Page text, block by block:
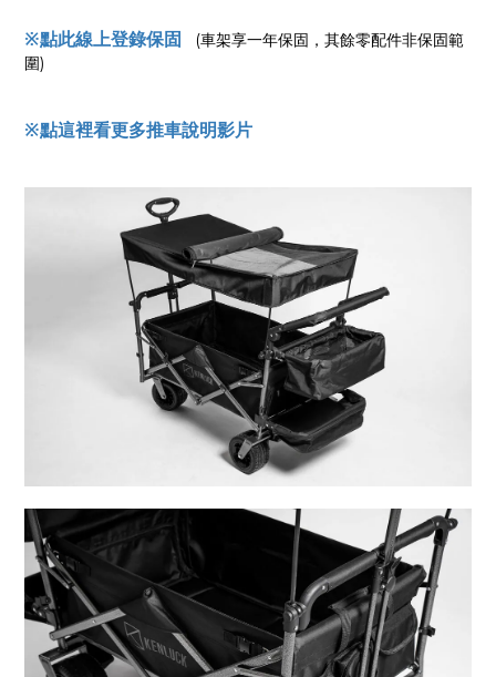
※點此線上登錄保固
(車架享一年保固，其餘零配件非保固範
圍)
※點這裡看更多推車說明影片